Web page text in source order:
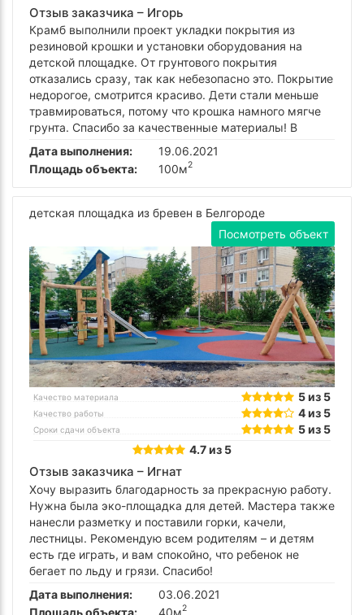
Отзыв заказчика – Игорь
Крамб выполнили проект укладки покрытия из
резиновой крошки и установки оборудования на
детской площадке. От грунтового покрытия
отказались сразу, так как небезопасно это. Покрытие
недорогое, смотрится красиво. Дети стали меньше
травмироваться, потому что крошка намного мягче
грунта. Спасибо за качественные материалы! B
Дата выполнения:
19.06.2021
Площадь объекта:
100м2
детская площадка из бревен в Белгороде
Посмотреть объект
Качество материала 5 из 5
Качество работы 4 из 5
Сроки сдачи объекта
5 из 5
4.7 из 5
Отзыв заказчика – Игнат
Хочу выразить благодарность за прекрасную работу.
Нужна была эко-площадка для детей. Мастера также
нанесли разметку и поставили горки, качели,
лестницы. Рекомендую всем родителям – и детям
есть где играть, и вам спокойно, что ребенок не
бегает по льду и грязи. Спасибо!
Дата выполнения:
03.06.2021
Площадь объекта:
40м2